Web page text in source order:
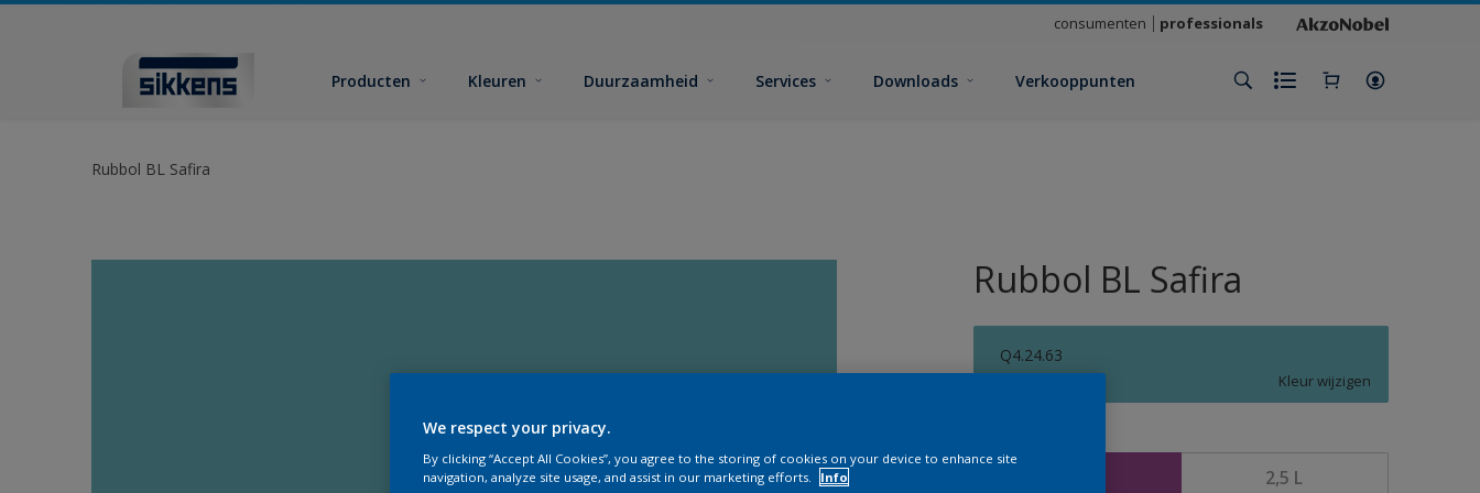
consumenten professionals
Producten Kleuren Duurzaamheid Services Downloads Verkooppunten
Rubbol BL Safira
Rubbol BL Safira
Q4.24.63
Kleur wijzigen
2,5 L
We respect your privacy.
By clicking “Accept All Cookies”, you agree to the storing of cookies on your device to enhance site
navigation, analyze site usage, and assist in our marketing efforts.
Info